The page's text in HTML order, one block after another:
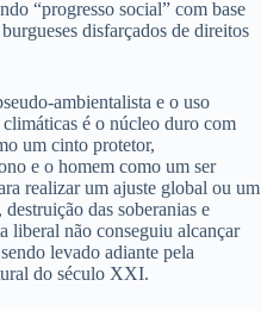
“progresso social” com base
disfarçados de direitos
ambientalista e o uso
é o núcleo duro com
um cinto protetor,
e o homem como um ser
realizar um ajuste global ou um
das soberanias e
liberal não conseguiu alcançar
levado adiante pela
do século XXI.